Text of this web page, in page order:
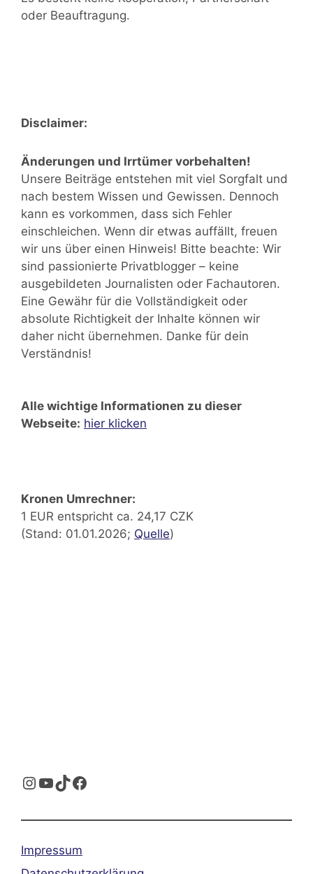
oder Beauftragung.
Disclaimer:
Änderungen und Irrtümer vorbehalten!
Unsere Beiträge entstehen mit viel Sorgfalt und
nach bestem Wissen und Gewissen. Dennoch
kann es vorkommen, dass sich Fehler
einschleichen. Wenn dir etwas auffällt, freuen
wir uns über einen Hinweis! Bitte beachte: Wir
sind passionierte Privatblogger – keine
ausgebildeten Journalisten oder Fachautoren.
Eine Gewähr für die Vollständigkeit oder
absolute Richtigkeit der Inhalte können wir
daher nicht übernehmen. Danke für dein
Verständnis!
Alle wichtige Informationen zu dieser
Webseite: hier klicken
Kronen Umrechner:
1 EUR entspricht ca. 24,17 CZK
(Stand: 01.01.2026; Quelle)
Instagram
YouTube
TikTok
Facebook
Impressum